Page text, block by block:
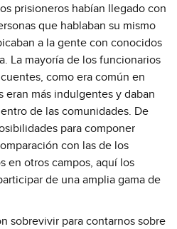
prisioneros habían llegado con
que hablaban su mismo
a la gente con conocidos
La mayoría de los funcionarios
como era común en
eran más indulgentes y daban
de las comunidades. De
para componer
con las de los
en otros campos, aquí los
de una amplia gama de
sobrevivir para contarnos sobre